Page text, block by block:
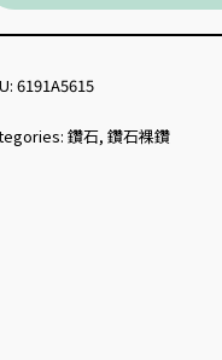
6191A5615
鑽石, 鑽石裸鑽